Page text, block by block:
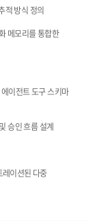
적 방식 정의
메모리를 통합한
이전트 도구 스키마
승인 흐름 설계
이션된 다중